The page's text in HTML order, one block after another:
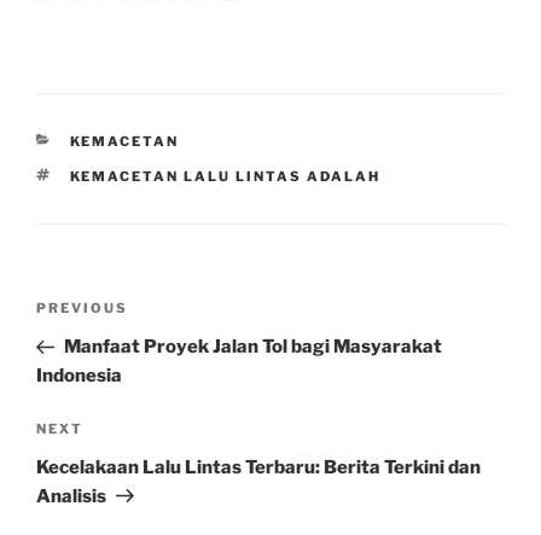
CATEGORIES
KEMACETAN
TAGS
KEMACETAN LALU LINTAS ADALAH
Previous
Post
PREVIOUS
Manfaat Proyek Jalan Tol bagi Masyarakat
Indonesia
Next
Post
NEXT
Kecelakaan Lalu Lintas Terbaru: Berita Terkini dan
Analisis